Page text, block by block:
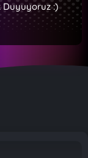
Duyuyoruz :)